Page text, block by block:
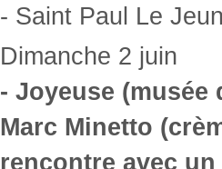
- Saint Paul Le
Dimanche 2 juin
- Joyeuse (musée
Marc Minetto
rencontre avec un